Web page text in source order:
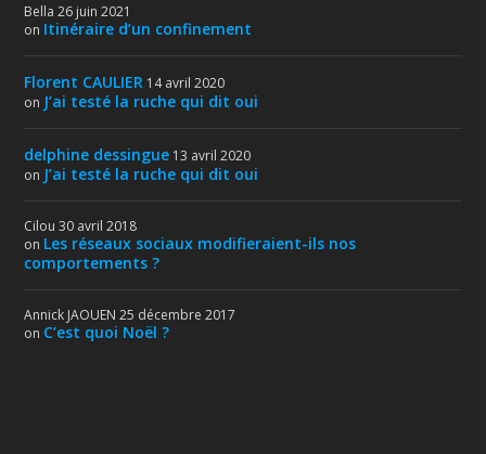
Bella 26 juin 2021
on Itinéraire d’un confinement
Florent CAULIER 14 avril 2020
on J’ai testé la ruche qui dit oui
delphine dessingue 13 avril 2020
on J’ai testé la ruche qui dit oui
Cilou 30 avril 2018
on Les réseaux sociaux modifieraient-ils nos
comportements ?
Annick JAOUEN 25 décembre 2017
on C’est quoi Noël ?